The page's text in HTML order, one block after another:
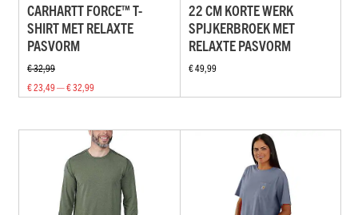
CARHARTT FORCE™ T-
SHIRT MET RELAXTE
PASVORM
€ 32,99
€ 23,49 — € 32,99
22 CM KORTE WERK
SPIJKERBROEK MET
RELAXTE PASVORM
€ 49,99